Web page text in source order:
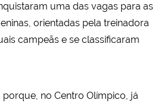
uma das vagas para as
orientadas pela treinadora
campeãs e se classificaram
no Centro Olímpico, já